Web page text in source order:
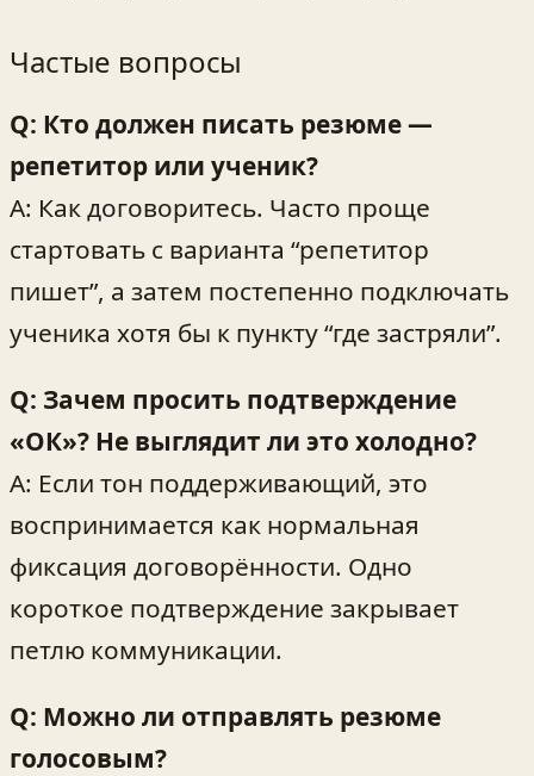
Частые вопросы
Q: Кто должен писать резюме —
репетитор или ученик?
A: Как договоритесь. Часто проще
стартовать с варианта “репетитор
пишет”, а затем постепенно подключать
ученика хотя бы к пункту “где застряли”.
Q: Зачем просить подтверждение
«ОК»? Не выглядит ли это холодно?
A: Если тон поддерживающий, это
воспринимается как нормальная
фиксация договорённости. Одно
короткое подтверждение закрывает
петлю коммуникации.
Q: Можно ли отправлять резюме
голосовым?